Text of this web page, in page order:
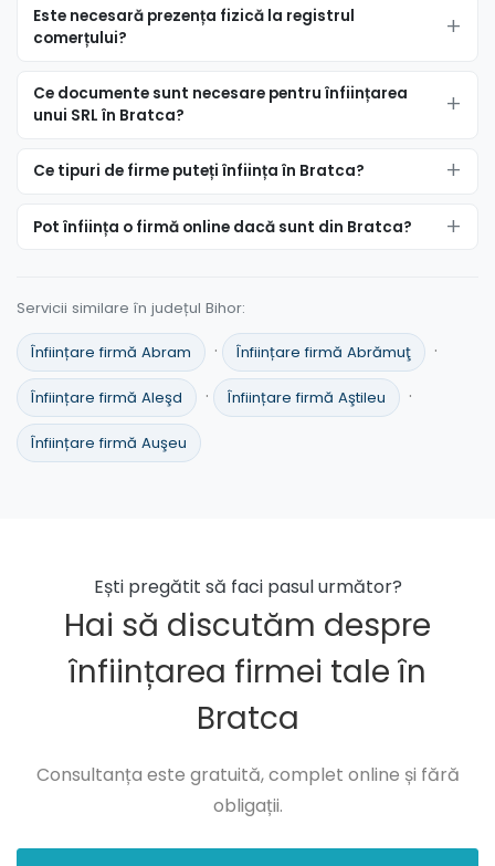
Este necesară prezența fizică la registrul
comerțului?
Ce documente sunt necesare pentru înființarea
unui SRL în Bratca?
Ce tipuri de firme puteți înființa în Bratca?
Pot înființa o firmă online dacă sunt din Bratca?
Servicii similare în județul Bihor:
Înființare firmă Abram · Înființare firmă Abrămuţ ·
Înființare firmă Aleşd · Înființare firmă Aştileu ·
Înființare firmă Auşeu
Ești pregătit să faci pasul următor?
Hai să discutăm despre
înființarea firmei tale în
Bratca
Consultanța este gratuită, complet online și fără
obligații.